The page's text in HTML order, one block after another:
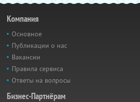
Компания
Основное
Публикации о нас
Вакансии
Правила сервиса
Ответы на вопросы
Бизнес-Партнёрам